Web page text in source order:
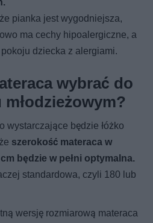
pianka jest wygodniejsza,
ma cechy hipoalergiczne, a
dziecka z alergiami.
wybrać do
wystarczające będzie łóżko
szerokość materaca w
będzie w pełni optymalna.
standardowa, czyli 180 lub
wersję rozmiarową materaca